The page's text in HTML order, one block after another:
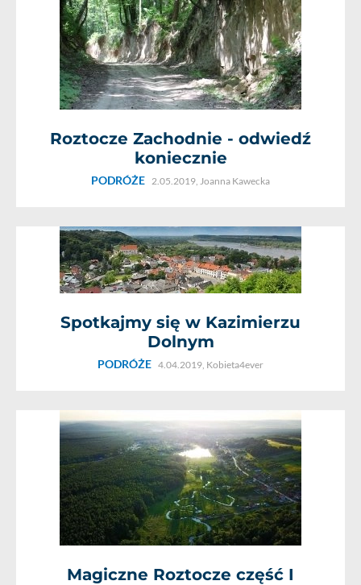
Roztocze Zachodnie - odwiedź
koniecznie
PODRÓŻE 2.05.2019, Joanna Kawecka
Spotkajmy się w Kazimierzu
Dolnym
PODRÓŻE 4.04.2019, Kobieta4ever
Magiczne Roztocze część I